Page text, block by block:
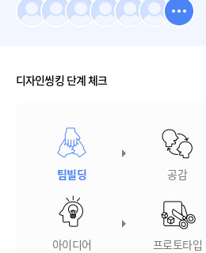
디자인씽킹 단계 체크
팀빌딩 공감
아이디어 프로토타입